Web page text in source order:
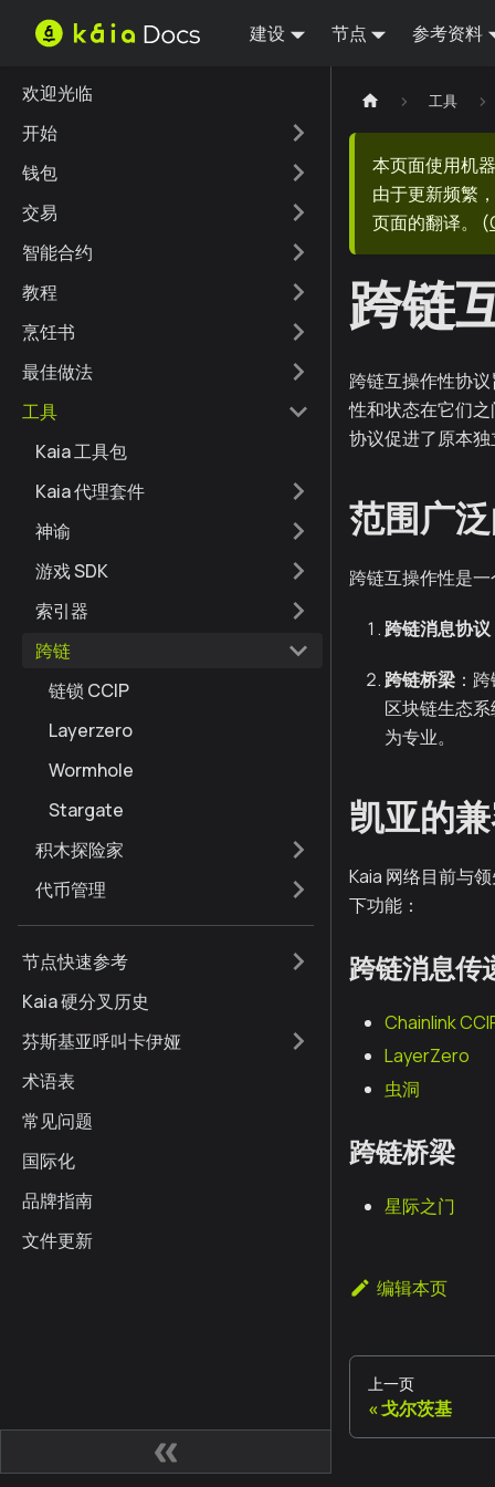
建设 节点 参考资料
欢迎光临
开始
钱包
交易
智能合约
教程
烹饪书
最佳做法
工具
Kaia 工具包
Kaia 代理套件
神谕
游戏 SDK
索引器
跨链
链锁 CCIP
Layerzero
Wormhole
Stargate
积木探险家
代币管理
节点快速参考
Kaia 硬分叉历史
芬斯基亚呼叫卡伊娅
术语表
常见问题
国际化
品牌指南
文件更新
工具
本页面使用机
由于更新频繁
页面的翻译。
(
跨链
跨链互操作性协
性和状态在它们
协议促进了原本
范围广
跨链互操作性是
跨链消息协议
跨链桥梁 ：
区块链生态
为专业。
凯亚的
Kaia 网络目前与
下功能：
跨链消息传
Chainlink
LayerZero
虫洞
跨链桥梁
星际之门
编辑本页
上一页
戈尔茨基